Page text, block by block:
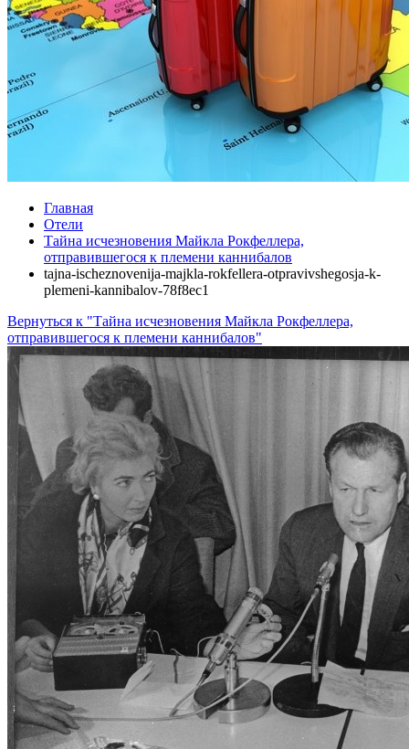
Главная
Отели
Тайна исчезновения Майкла Рокфеллера,
отправившегося к племени каннибалов
tajna-ischeznovenija-majkla-rokfellera-otpravivshegosja-k-
plemeni-kannibalov-78f8ec1
Вернуться к "Тайна исчезновения Майкла Рокфеллера,
отправившегося к племени каннибалов"